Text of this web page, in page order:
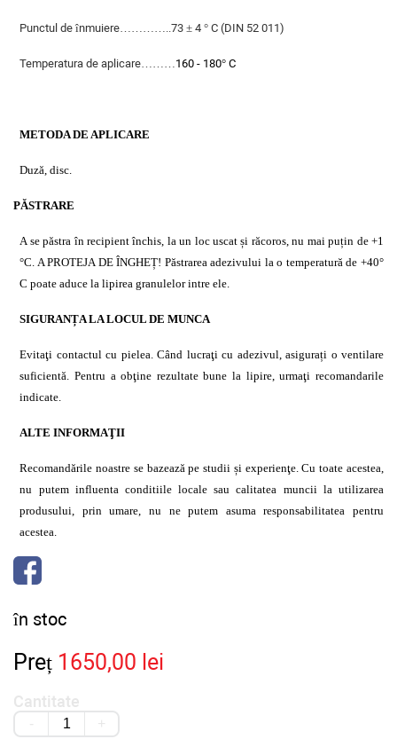
Punctul de înmuiere…………..73 ± 4 ° C (DIN 52 011)
Temperatura de aplicare……… 160 - 180° C
METODA DE APLICARE
Duză, disc.
PĂSTRARE
A se păstra în recipient închis, la un loc uscat și răcoros, nu mai puțin de +1
°C. A PROTEJA DE ÎNGHEȚ! Păstrarea adezivului la o temperatură de +40°
C poate aduce la lipirea granulelor intre ele.
SIGURANȚA LA LOCUL DE MUNCA
Evitaţi contactul cu pielea. Când lucraţi cu adezivul, asigurați o ventilare
suficientă. Pentru a obţine rezultate bune la lipire, urmaţi recomandarile
indicate.
ALTE INFORMAŢII
Recomandările noastre se bazează pe studii și experienţe. Cu toate acestea,
nu putem influenta conditiile locale sau calitatea muncii la utilizarea
produsului, prin umare, nu ne putem asuma responsabilitatea pentru
acestea.
în stoc
Preț 1650,00 lei
Cantitate
- +